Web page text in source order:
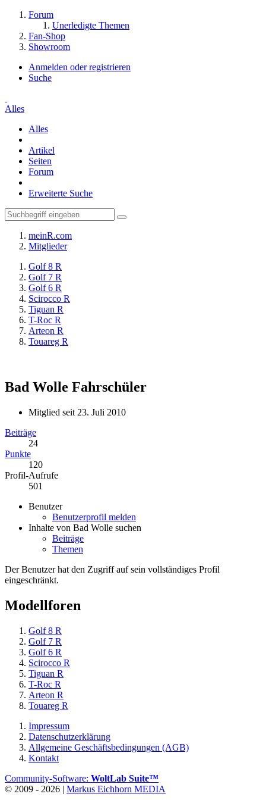
Forum
Unerledigte Themen
Fan-Shop
Showroom
Anmelden oder registrieren
Suche
Alles
Alles
Artikel
Seiten
Forum
Erweiterte Suche
meinR.com
Mitglieder
Golf 8 R
Golf 7 R
Golf 6 R
Scirocco R
Tiguan R
T-Roc R
Arteon R
Touareg R
Bad Wolle Fahrschüler
Mitglied seit 23. Juli 2010
Beiträge
24
Punkte
120
Profil-Aufrufe
501
Benutzer
Benutzerprofil melden
Inhalte von Bad Wolle suchen
Beiträge
Themen
Der Benutzer hat den Zugriff auf sein vollständiges Profil
eingeschränkt.
Modellforen
Golf 8 R
Golf 7 R
Golf 6 R
Scirocco R
Tiguan R
T-Roc R
Arteon R
Touareg R
Impressum
Datenschutzerklärung
Allgemeine Geschäftsbedingungen (AGB)
Kontakt
Community-Software: WoltLab Suite™
© 2009 - 2026 | Markus Eichhorn MEDIA